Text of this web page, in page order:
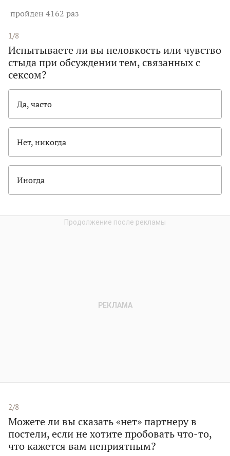
пройден 4162 раз
1/8
Испытываете ли вы неловкость или чувство
стыда при обсуждении тем, связанных с
сексом?
Да, часто
Нет, никогда
Иногда
2/8
Можете ли вы сказать «нет» партнеру в
постели, если не хотите пробовать что-то,
что кажется вам неприятным?